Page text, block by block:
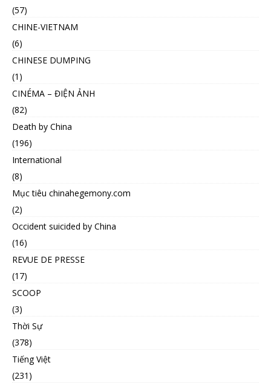
(57)
CHINE-VIETNAM
(6)
CHINESE DUMPING
(1)
CINÉMA – ĐIỆN ẢNH
(82)
Death by China
(196)
International
(8)
Mục tiêu chinahegemony.com
(2)
Occident suicided by China
(16)
REVUE DE PRESSE
(17)
SCOOP
(3)
Thời Sự
(378)
Tiếng Việt
(231)